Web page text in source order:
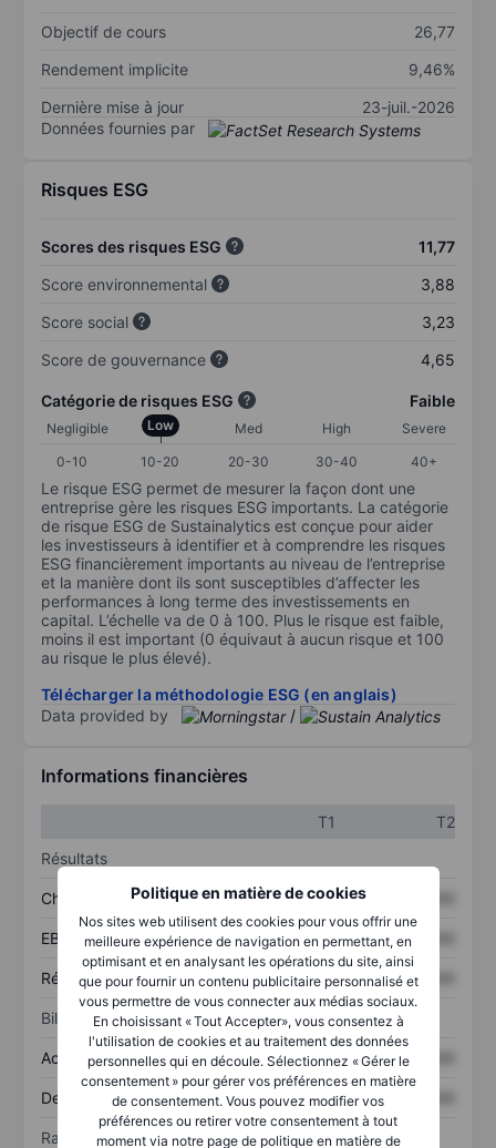
Politique en matière de cookies
Nos sites web utilisent des cookies pour vous offrir une
meilleure expérience de navigation en permettant, en
optimisant et en analysant les opérations du site, ainsi
que pour fournir un contenu publicitaire personnalisé et
vous permettre de vous connecter aux médias sociaux.
En choisissant « Tout Accepter», vous consentez à
l'utilisation de cookies et au traitement des données
personnelles qui en découle. Sélectionnez « Gérer le
consentement » pour gérer vos préférences en matière
de consentement. Vous pouvez modifier vos
préférences ou retirer votre consentement à tout
moment via notre page de politique en matière de
Objectif de cours
26,77
Rendement implicite
9,46%
Dernière mise à jour
23-juil.-2026
Données fournies par
Risques ESG
Scores des risques ESG
11,77
Score environnemental
3,88
Score social
3,23
Score de gouvernance
4,65
Catégorie de risques ESG Faible
Negligible Low Med High
Severe
0-10
10-20 20-30 30-40 40+
Le risque ESG permet de mesurer la façon dont une
entreprise gère les risques ESG importants. La catégorie
de risque ESG de Sustainalytics est conçue pour aider
les investisseurs à identifier et à comprendre les risques
ESG financièrement importants au niveau de l’entreprise
et la manière dont ils sont susceptibles d’affecter les
performances à long terme des investissements en
capital. L’échelle va de 0 à 100. Plus le risque est faible,
moins il est important (0 équivaut à aucun risque et 100
au risque le plus élevé).
Télécharger la méthodologie ESG (en anglais)
Data provided by
/
Informations financières
T1
T2
Résultats
Chiffre d’affaires XXXXXXX
EBITDA XXXXXXX XXXXXXX
Résultat net XXXXXXX XXXXXXX
Bilan
Actif total XXXXXXX XXXXXXX
Dette totale XXXXXXX
Ratios